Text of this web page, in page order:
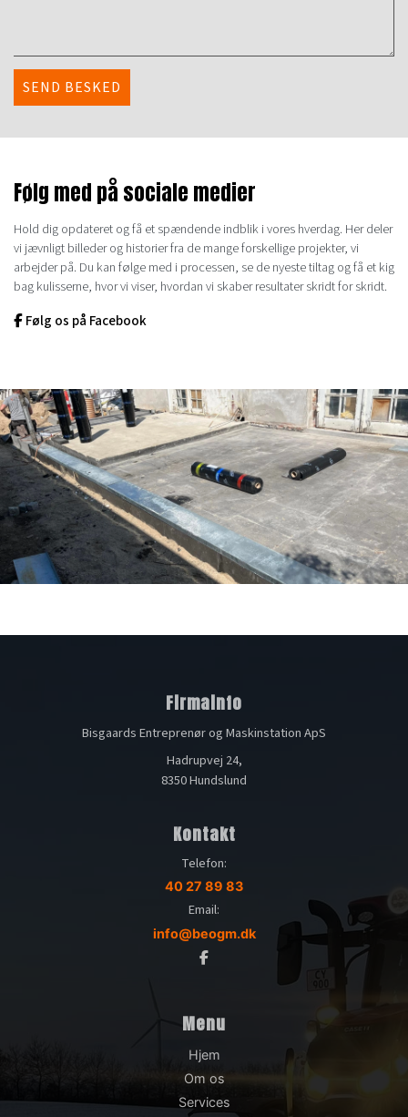
Følg med på sociale medier
Hold dig opdateret og få et spændende indblik i vores hverdag. Her deler
vi jævnligt billeder og historier fra de mange forskellige projekter, vi
arbejder på. Du kan følge med i processen, se de nyeste tiltag og få et kig
bag kulisserne, hvor vi viser, hvordan vi skaber resultater skridt for skridt.
Følg os på Facebook
Firmainfo
Bisgaards Entreprenør og Maskinstation ApS
Hadrupvej 24,
8350 Hundslund
Kontakt
Telefon:
40 27 89 83
Email:
info@beogm.dk
Menu
Hjem
Om os
Services